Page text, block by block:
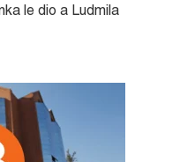
le dio a Ludmila